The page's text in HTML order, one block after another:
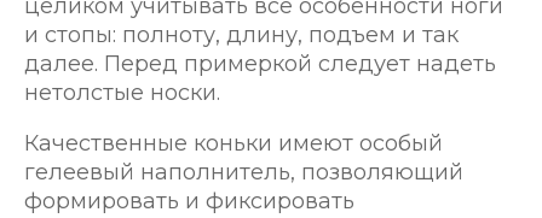
целиком учитывать все особенности ноги
и стопы: полноту, длину, подъем и так
далее. Перед примеркой следует надеть
нетолстые носки.
Качественные коньки имеют особый
гелеевый наполнитель, позволяющий
формировать и фиксировать